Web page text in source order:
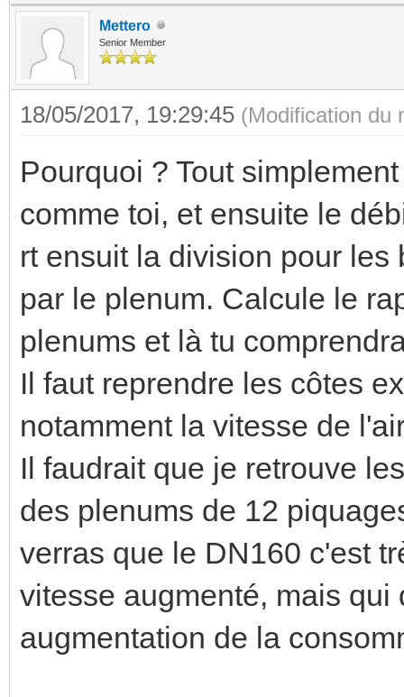
Mettero
Senior Member
18/05/2017, 19:29:45 (Modification du
Pourquoi ? Tout
comme toi, et ensuite le
rt ensuit la division pour
par le plenum. Calcule le
plenums et là tu
Il faut reprendre les côtes
notamment la vitesse de
Il faudrait que je retrouve
des plenums de 12
verras que le DN160 c'est
vitesse augmenté, mais
augmentation de la